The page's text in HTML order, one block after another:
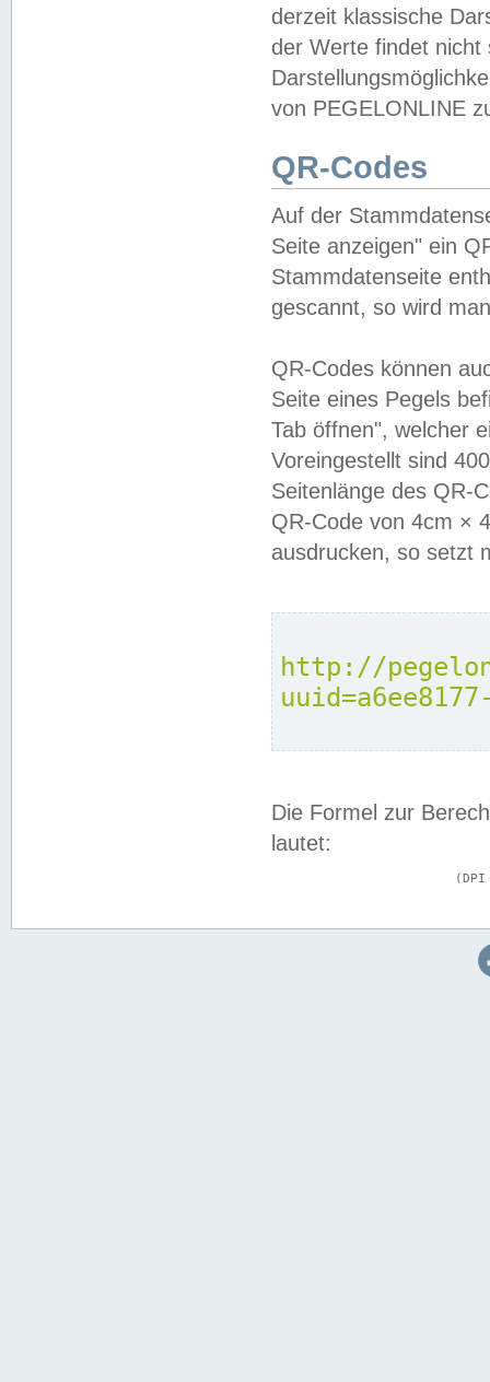
derzeit klassische
der Werte findet
von PEGELONLINE
QR-Codes
Auf der
Seite anzeigen" ein
Stammdatenseite
gescannt, so wird
QR-Codes können
Seite eines Pegels
Tab öffnen", welcher
Voreingestellt sind
Seitenlänge des QR-
QR-Code von 4cm ×
ausdrucken, so setzt
http://
Die Formel zur
lautet: